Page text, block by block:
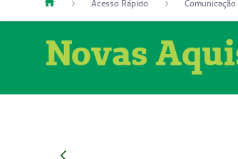
Acesso Rápido Comunicação
Novas